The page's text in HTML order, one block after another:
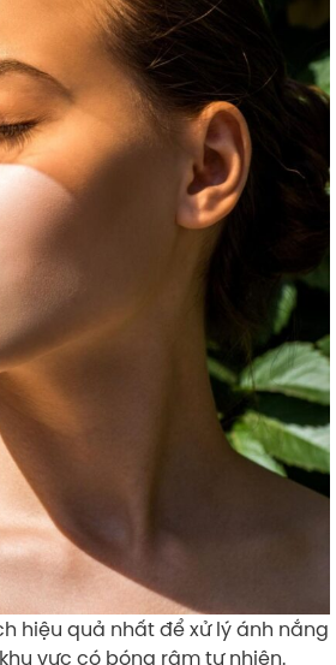
hiệu quả nhất để xử lý ánh nắng
vực có bóng râm tự nhiên.